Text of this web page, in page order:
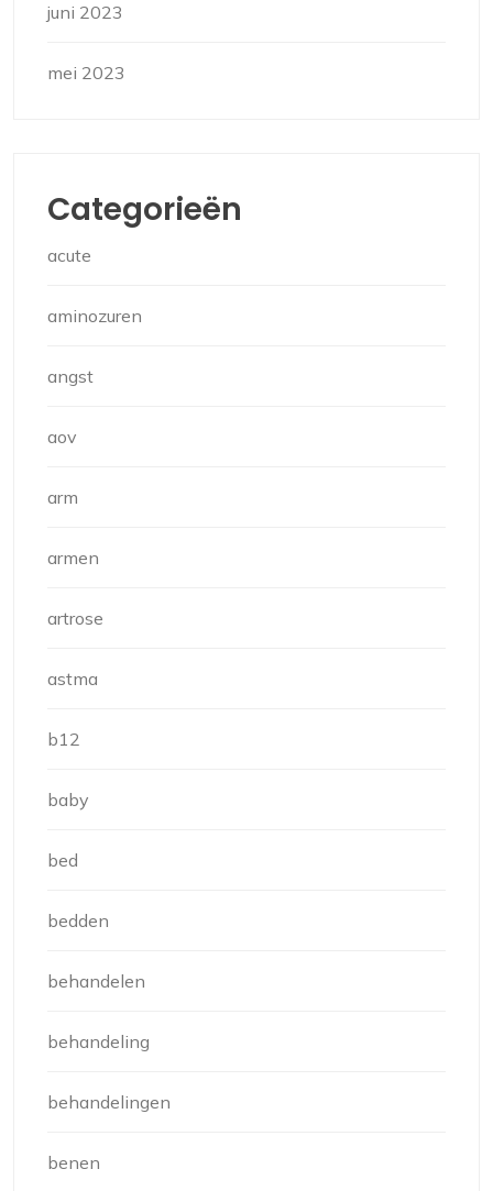
juni 2023
mei 2023
Categorieën
acute
aminozuren
angst
aov
arm
armen
artrose
astma
b12
baby
bed
bedden
behandelen
behandeling
behandelingen
benen